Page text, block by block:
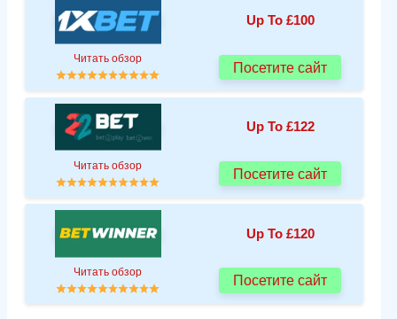
Up To £100
Читать обзор
Посетите сайт
Up To £122
Читать обзор
Посетите сайт
Up To £120
Читать обзор
Посетите сайт